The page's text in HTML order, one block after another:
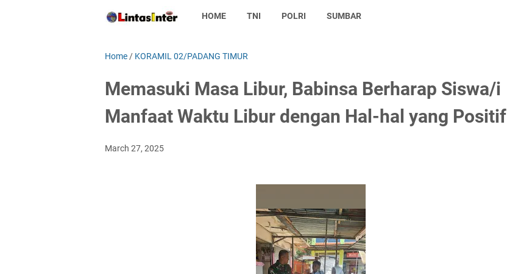
HOME TNI POLRI SUMBAR
Home / KORAMIL 02/PADANG TIMUR
Memasuki Masa Libur, Babinsa Berharap Siswa/i
Manfaat Waktu Libur dengan Hal-hal yang Positif
March 27, 2025